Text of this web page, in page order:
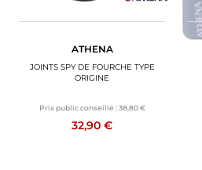
ATHENA
JOINTS SPY DE FOURCHE TYPE
ORIGINE
Prix public conseillé : 38,80 €
32,90 €